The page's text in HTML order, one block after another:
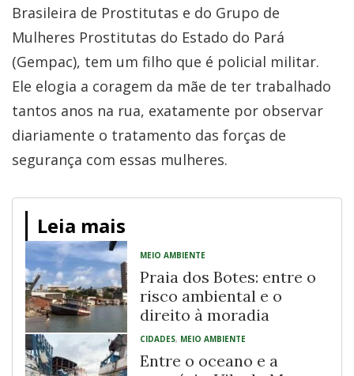
Brasileira de Prostitutas e do Grupo de
Mulheres Prostitutas do Estado do Pará
(Gempac), tem um filho que é policial militar.
Ele elogia a coragem da mãe de ter trabalhado
tantos anos na rua, exatamente por observar
diariamente o tratamento das forças de
segurança com essas mulheres.
Leia mais
MEIO AMBIENTE
Praia dos Botes: entre o
risco ambiental e o
direito à moradia
CIDADES, MEIO AMBIENTE
Entre o oceano e a